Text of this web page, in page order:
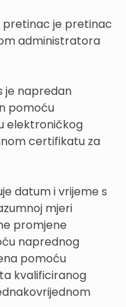
pretinac je pretinac
administratora
je napredan
pomoću
elektroničkog
certifikatu za
datum i vrijeme s
mjeri
promjene
naprednog
pomoću
kvalificiranog